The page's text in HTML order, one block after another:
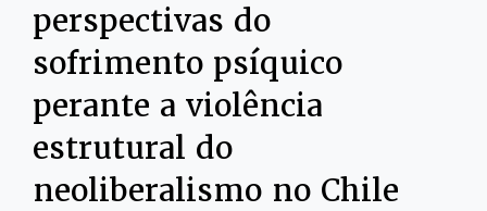
perspectivas do
sofrimento psíquico
perante a violência
estrutural do
neoliberalismo no Chile